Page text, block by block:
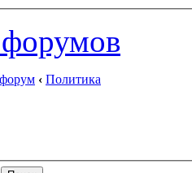
‹ Политика